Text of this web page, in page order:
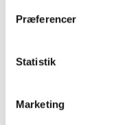
Præferencer
Statistik
Marketing
Affaldsspand plast med